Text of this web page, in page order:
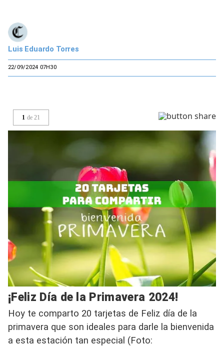
Luis Eduardo Torres
22/09/2024 07H30
1 de 21
¡Feliz Día de la Primavera 2024!
Hoy te comparto 20 tarjetas de Feliz día de la
primavera que son ideales para darle la bienvenida
a esta estación tan especial (Foto: